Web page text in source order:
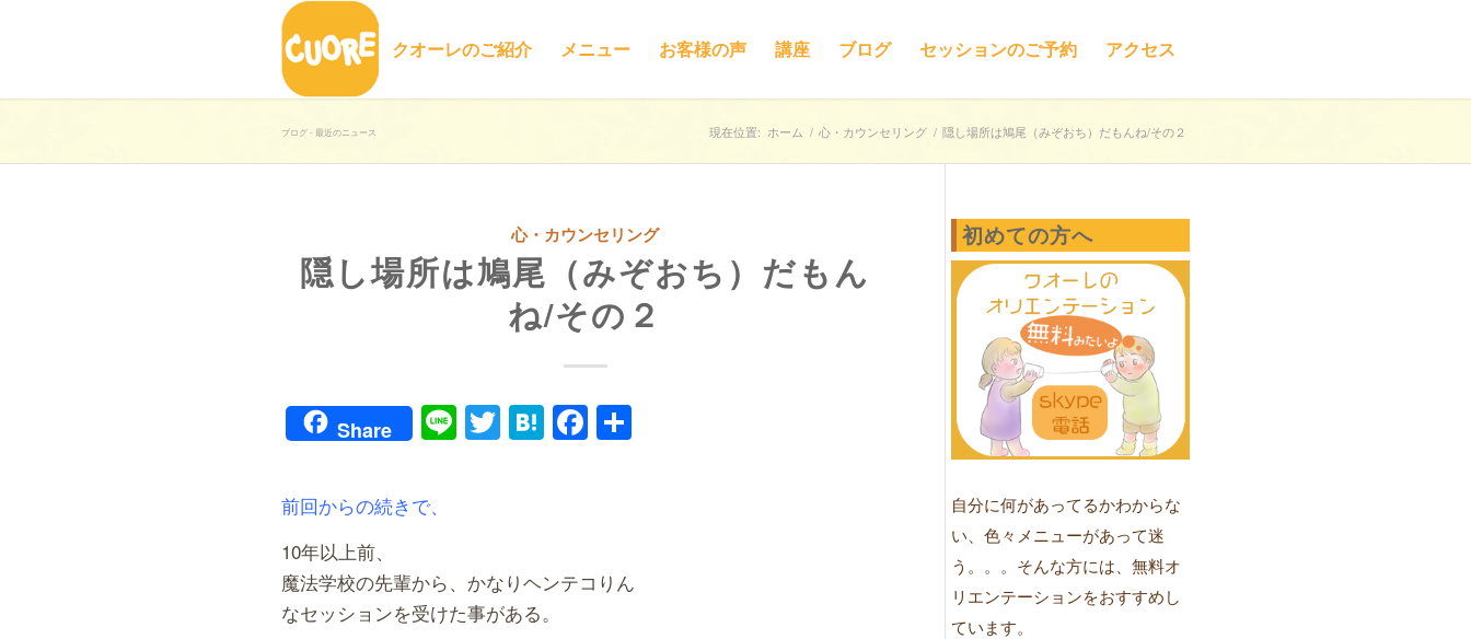
クオーレのご紹介 メニュー お客様の声 講座 ブログ セッションのご予約 アクセス
ブログ - 最近のニュース 現在位置: ホーム / 心・カウンセリング / 隠し場所は鳩尾（みぞおち）だもんね/その２
心・カウンセリング
隠し場所は鳩尾（みぞおち）だもん
ね/その２
Share LineTwitter
HatenaFacebook
前回からの続きで、
10年以上前、
魔法学校の先輩から、かなりヘンテコりん
なセッションを受けた事がある。
初めての方へ
自分に何があってるかわからな
い、色々メニューがあって迷
う。。。そんな方には、無料オ
リエンテーションをおすすめし
ています。